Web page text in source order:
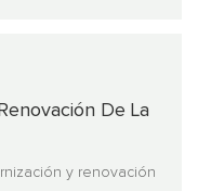
De La
y renovación